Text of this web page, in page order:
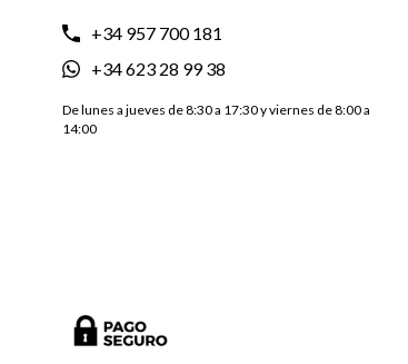
+34 957 700 181
+34 623 28 99 38
De lunes a jueves de 8:30 a 17:30 y viernes de 8:00 a
14:00